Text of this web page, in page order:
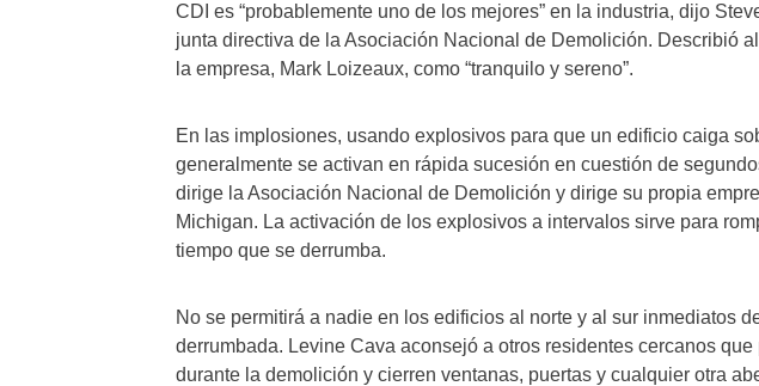
CDI es “probablemente uno de los mejores” en la industria, dijo
junta directiva de la Asociación Nacional de Demolición. Describió
la empresa, Mark Loizeaux, como “tranquilo y sereno”.
En las implosiones, usando explosivos para que un edificio caiga
generalmente se activan en rápida sucesión en cuestión de
dirige la Asociación Nacional de Demolición y dirige su propia
Michigan. La activación de los explosivos a intervalos sirve para
tiempo que se derrumba.
No se permitirá a nadie en los edificios al norte y al sur inmediatos
derrumbada. Levine Cava aconsejó a otros residentes cercanos
durante la demolición y cierren ventanas, puertas y cualquier otra